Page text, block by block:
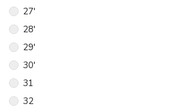
27'
28'
29'
30'
31
32